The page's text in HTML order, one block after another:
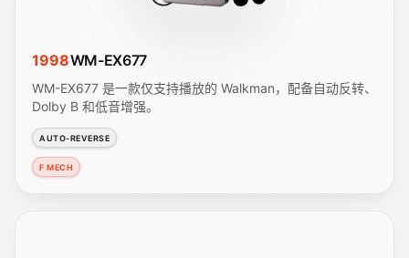
1998WM-EX677
WM-EX677 是一款仅支持播放的 Walkman，配备自动反转、
Dolby B 和低音增强。
AUTO-REVERSE
F MECH